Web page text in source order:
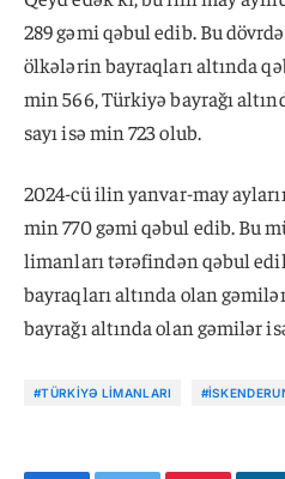
289 gəmi qəbul edib. Bu
ölkələrin bayraqları altında
min 566, Türkiyə bayrağı
sayı isə min 723 olub.
2024-cü ilin yanvar-may
min 770 gəmi qəbul edib. Bu
limanları tərəfindən qəbul
bayraqları altında olan
bayrağı altında olan gəmilər
#TÜRKIYƏ LIMANLARI